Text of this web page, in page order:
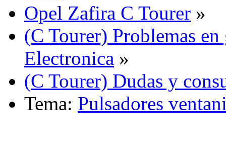
Opel Zafira C Tourer »
(C Tourer) Problemas
Electronica »
(C Tourer) Dudas y
Tema: Pulsadores